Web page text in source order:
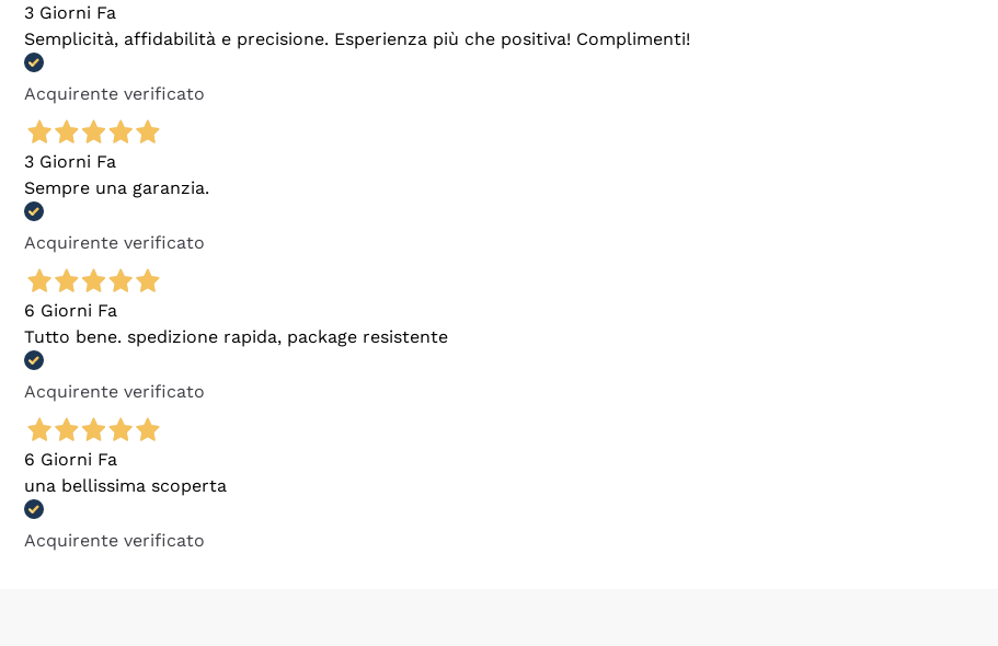
3 Giorni Fa
Semplicità, affidabilità e precisione. Esperienza più che positiva! Complimenti!
Acquirente verificato
3 Giorni Fa
Sempre una garanzia.
Acquirente verificato
6 Giorni Fa
Tutto bene. spedizione rapida, package resistente
Acquirente verificato
6 Giorni Fa
una bellissima scoperta
Acquirente verificato